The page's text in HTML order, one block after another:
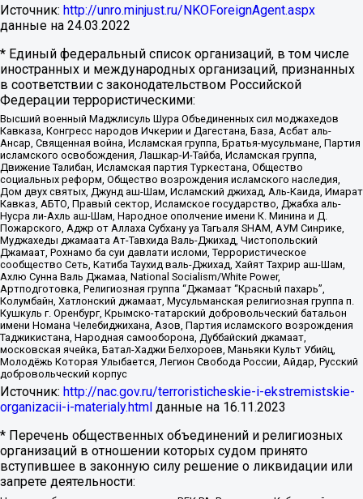
Источник: http://unro.minjust.ru/NKOForeignAgent.aspx
данные на 24.03.2022
* Единый федеральный список организаций, в том числе
иностранных и международных организаций, признанных
в соответствии с законодательством Российской
Федерации террористическими:
Высший военный Маджлисуль Шура Объединенных сил моджахедов
Кавказа, Конгресс народов Ичкерии и Дагестана, База, Асбат аль-
Ансар, Священная война, Исламская группа, Братья-мусульмане, Партия
исламского освобождения, Лашкар-И-Тайба, Исламская группа,
Движение Талибан, Исламская партия Туркестана, Общество
социальных реформ, Общество возрождения исламского наследия,
Дом двух святых, Джунд аш-Шам, Исламский джихад, Аль-Каида, Имарат
Кавказ, АБТО, Правый сектор, Исламское государство, Джабха аль-
Нусра ли-Ахль аш-Шам, Народное ополчение имени К. Минина и Д.
Пожарского, Аджр от Аллаха Субхану уа Тагьаля SHAM, АУМ Синрике,
Муджахеды джамаата Ат-Тавхида Валь-Джихад, Чистопольский
Джамаат, Рохнамо ба суи давлати исломи, Террористическое
сообщество Сеть, Катиба Таухид валь-Джихад, Хайят Тахрир аш-Шам,
Ахлю Сунна Валь Джамаа, National Socialism/White Power,
Артподготовка, Религиозная группа “Джамаат “Красный пахарь”,
Колумбайн, Хатлонский джамаат, Мусульманская религиозная группа п.
Кушкуль г. Оренбург, Крымско-татарский добровольческий батальон
имени Номана Челебиджихана, Азов, Партия исламского возрождения
Таджикистана, Народная самооборона, Дуббайский джамаат,
московская ячейка, Батал-Хаджи Белхороев, Маньяки Культ Убийц,
Молодёжь Которая Улыбается, Легион Свобода России, Айдар, Русский
добровольческий корпус
Источник: http://nac.gov.ru/terroristicheskie-i-ekstremistskie-
organizacii-i-materialy.html данные на 16.11.2023
* Перечень общественных объединений и религиозных
организаций в отношении которых судом принято
вступившее в законную силу решение о ликвидации или
запрете деятельности: